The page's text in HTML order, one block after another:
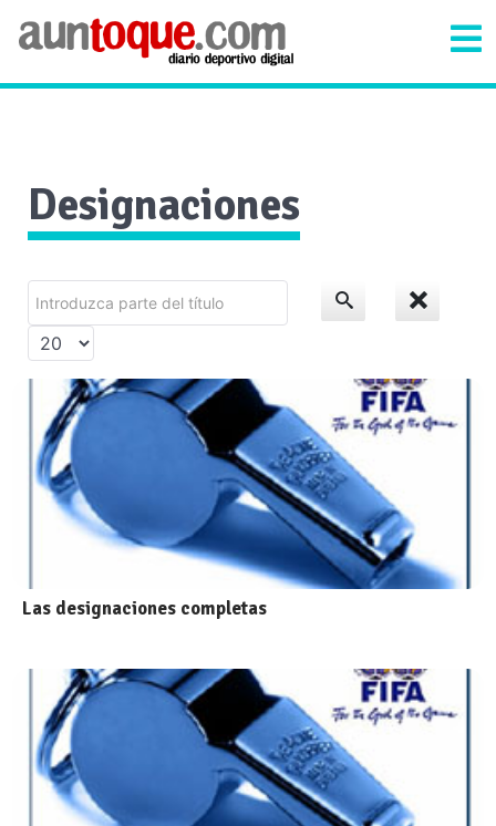
Designaciones
Introduzca
parte
del
título
Cantidad
a
mostrar
Las designaciones completas